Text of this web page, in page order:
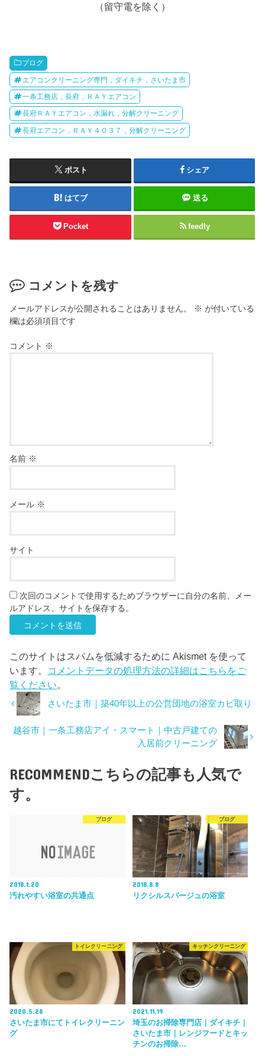
（留守電を除く）
ブログ
エアコンクリーニング専門，ダイキチ，さいたま市
一条工務店，長府，ＲＡＹエアコン
長府ＲＡＹエアコン，水漏れ，分解クリーニング
長府エアコン，ＲＡＹ４０３７，分解クリーニング
ポスト シェア
はてブ 送る
Pocket feedly
コメントを残す
メールアドレスが公開されることはありません。 ※ が付いている
欄は必須項目です
コメント ※
名前 ※
メール ※
サイト
次回のコメントで使用するためブラウザーに自分の名前、メー
ルアドレス、サイトを保存する。
このサイトはスパムを低減するために Akismet を使って
います。 コメントデータの処理方法の詳細はこちらをご
覧ください。
さいたま市｜築40年以上の公営団地の浴室カビ取り
越谷市｜一条工務店アイ・スマート｜中古戸建ての
入居前クリーニング
RECOMMENDこちらの記事も人気で
す。
ブログ
2018.1.20
汚れやすい浴室の共通点
ブログ
2018.8.8
リクシルスパージュの浴室
トイレクリーニング
2020.5.28
さいたま市にてトイレクリーニン
グ
キッチンクリーニング
2021.11.19
埼玉のお掃除専門店｜ダイキチ｜
さいたま市｜レンジフードとキッ
チンのお掃除…